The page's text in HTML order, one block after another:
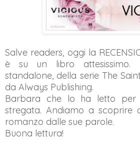
Salve readers, oggi la
è su un libro attesissimo.
standalone, della serie The
da Always Publishing.
Barbara che lo ha letto
stregata. Andiamo a scoprire
romanzo dalle sue parole.
Buona lettura!